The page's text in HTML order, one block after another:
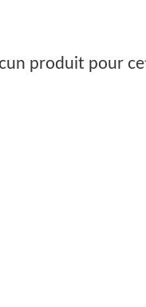
produit pour